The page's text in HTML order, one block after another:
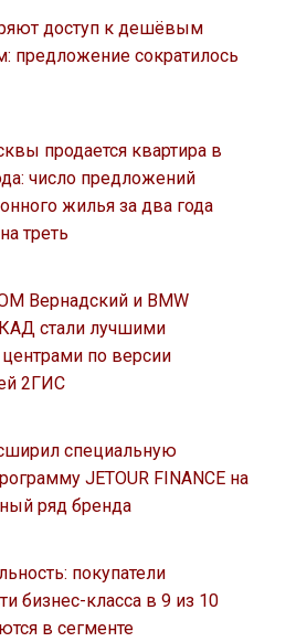
доступ к дешёвым
предложение сократилось
продается квартира в
число предложений
жилья за два года
треть
Вернадский и BMW
стали лучшими
по версии
2ГИС
специальную
JETOUR FINANCE на
ряд бренда
покупатели
бизнес-класса в 9 из 10
в сегменте